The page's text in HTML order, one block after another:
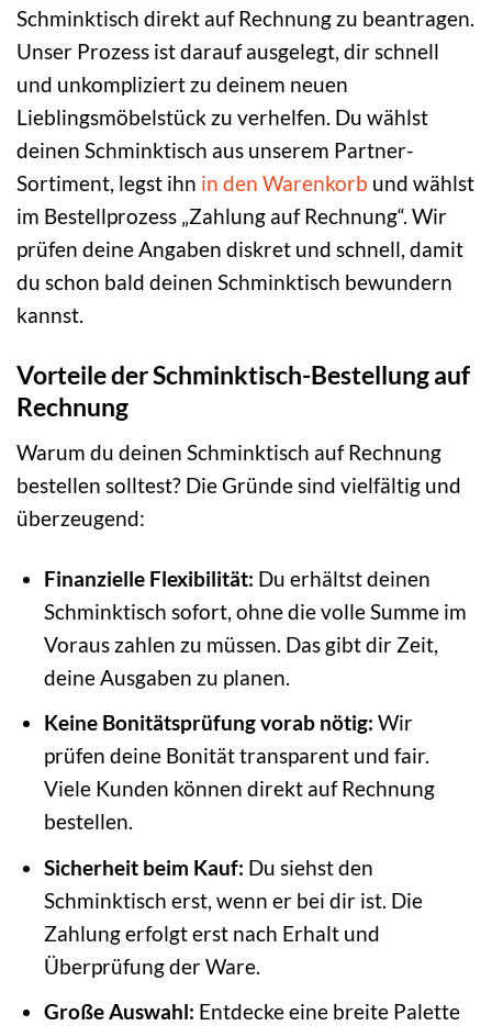
Schminktisch direkt auf Rechnung zu beantragen.
Unser Prozess ist darauf ausgelegt, dir schnell
und unkompliziert zu deinem neuen
Lieblingsmöbelstück zu verhelfen. Du wählst
deinen Schminktisch aus unserem Partner-
Sortiment, legst ihn in den Warenkorb und wählst
im Bestellprozess „Zahlung auf Rechnung“. Wir
prüfen deine Angaben diskret und schnell, damit
du schon bald deinen Schminktisch bewundern
kannst.
Vorteile der Schminktisch-Bestellung auf
Rechnung
Warum du deinen Schminktisch auf Rechnung
bestellen solltest? Die Gründe sind vielfältig und
überzeugend:
Finanzielle Flexibilität: Du erhältst deinen
Schminktisch sofort, ohne die volle Summe im
Voraus zahlen zu müssen. Das gibt dir Zeit,
deine Ausgaben zu planen.
Keine Bonitätsprüfung vorab nötig: Wir
prüfen deine Bonität transparent und fair.
Viele Kunden können direkt auf Rechnung
bestellen.
Sicherheit beim Kauf: Du siehst den
Schminktisch erst, wenn er bei dir ist. Die
Zahlung erfolgt erst nach Erhalt und
Überprüfung der Ware.
Große Auswahl: Entdecke eine breite Palette